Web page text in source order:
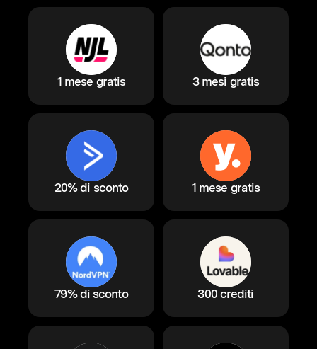
1 mese gratis 3 mesi gratis
20% di sconto 1 mese gratis
79% di sconto 300 crediti